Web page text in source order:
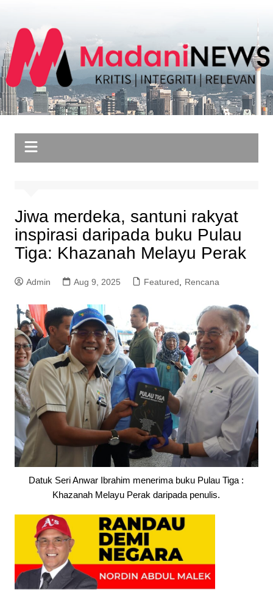
content
Jiwa merdeka, santuni rakyat
inspirasi daripada buku Pulau
Tiga: Khazanah Melayu Perak
Admin Aug 9, 2025 Featured, Rencana
Datuk Seri Anwar Ibrahim menerima buku Pulau Tiga :
Khazanah Melayu Perak daripada penulis.